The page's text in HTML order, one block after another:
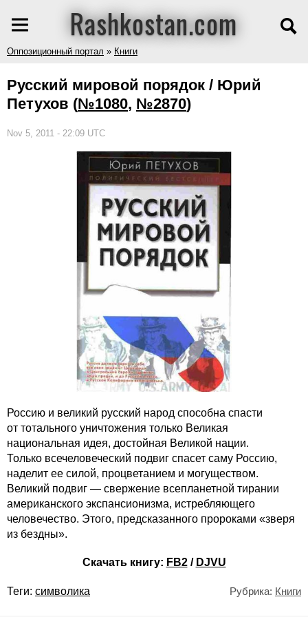
Rashkostan.com
Оппозиционный портал » Книги
Русский мировой порядок / Юрий
Петухов (№1080, №2870)
Nov 5, 2011 - 22:09 UTC
Россию и великий русский народ способна спасти
от тотального уничтожения только Великая
национальная идея, достойная Великой нации.
Только всечеловеческий подвиг спасет саму Россию,
наделит ее силой, процветанием и могуществом.
Великий подвиг — свержение всепланетной тирании
американского экспансионизма, истребляющего
человечество. Этого, предсказанного пророками «зверя
из бездны».
Скачать книгу: FB2/ DJVU
Теги: символика Рубрика: Книги